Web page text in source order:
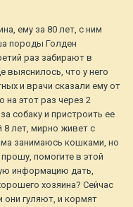
ему за 80 лет, с ним
породы Голден
раз забирают в
выяснилось, что у него
и врачи сказали ему от
на этот раз через 2
собаку и пристроить ее
8 лет, мирно живет с
занимаюсь кошками, но
помогите в этой
информацию дать,
хозяина? Сейчас
они гуляют, и кормят